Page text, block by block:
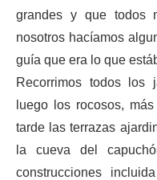
grandes y que todos
nosotros hacíamos
guía que era lo que
Recorrimos todos los
luego los rocosos,
tarde las terrazas
la cueva del
construcciones